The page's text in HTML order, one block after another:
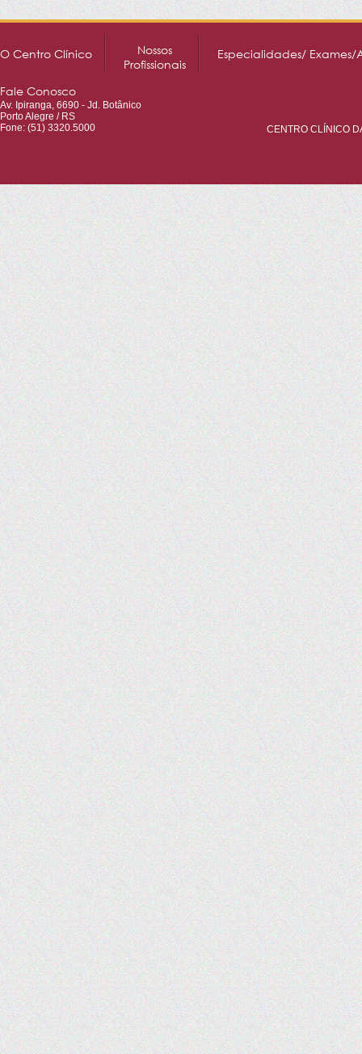
O Centro Clínico
Nossos
Profissionais
Especialidades/ Exames/
Fale Conosco
Av. Ipiranga, 6690 - Jd. Botânico
Porto Alegre / RS
Fone: (51) 3320.5000
CENTRO CLÍNICO